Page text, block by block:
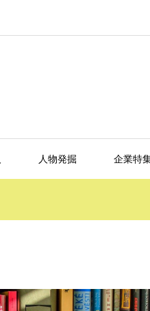
人物発掘 企業特